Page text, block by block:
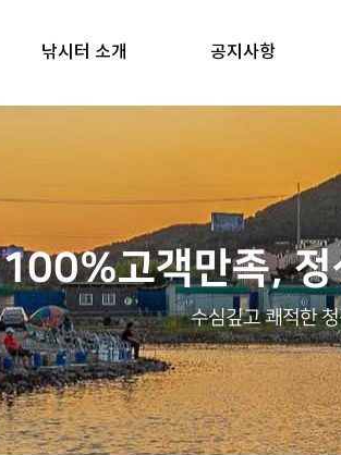
낚시터 소개 공지사항
100%고객만족, 정
수심깊고 쾌적한